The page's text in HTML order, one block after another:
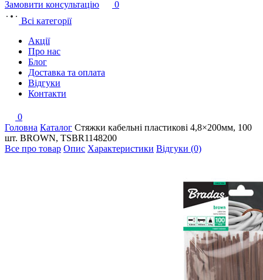
Замовити консультацію
0
Всі категорії
Акції
Про нас
Блог
Доставка та оплата
Відгуки
Контакти
0
Головна Каталог Стяжки кабельні пластикові 4,8×200мм, 100
шт. BROWN, TSBR1148200
Все про товар Опис Характеристики Відгуки (0)